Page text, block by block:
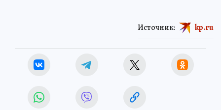
Источник: kp.ru